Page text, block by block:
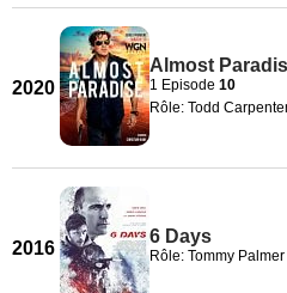
2020
Almost
1 Episode 10
Rôle: Todd
2016
6 Days
Rôle: Tommy Palmer